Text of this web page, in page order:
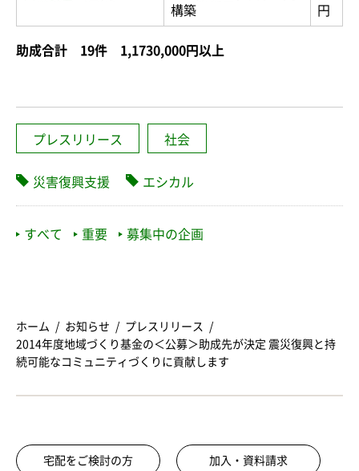
構築
円
助成合計 19件 1,1730,000円以上
プレスリリース 社会
災害復興支援 エシカル
すべて 重要 募集中の企画
ホーム お知らせ
プレスリリース
2014年度地域づくり基金の＜公募＞助成先が決定 震災復興と持
続可能なコミュニティづくりに貢献します
宅配をご検討の方 加入・資料請求